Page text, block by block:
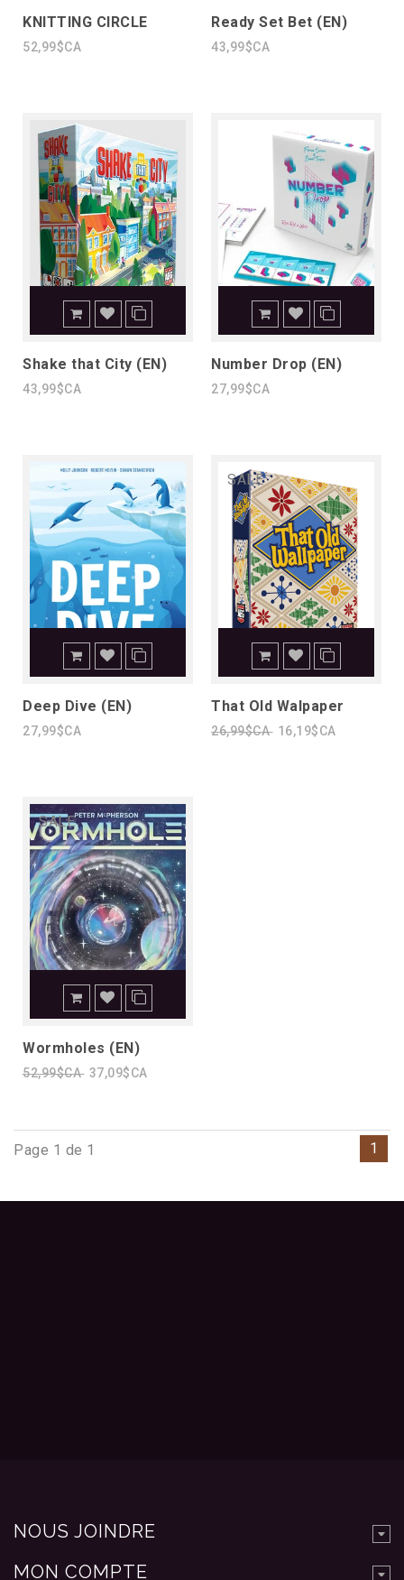
KNITTING CIRCLE
52,99$CA
Ready Set Bet (EN)
43,99$CA
Shake that City (EN)
43,99$CA
Number Drop (EN)
27,99$CA
Deep Dive (EN)
27,99$CA
SALE
That Old Walpaper
26,99$CA 16,19$CA
SALE
Wormholes (EN)
52,99$CA 37,09$CA
Page 1 de 1 1
NOUS JOINDRE
MON COMPTE